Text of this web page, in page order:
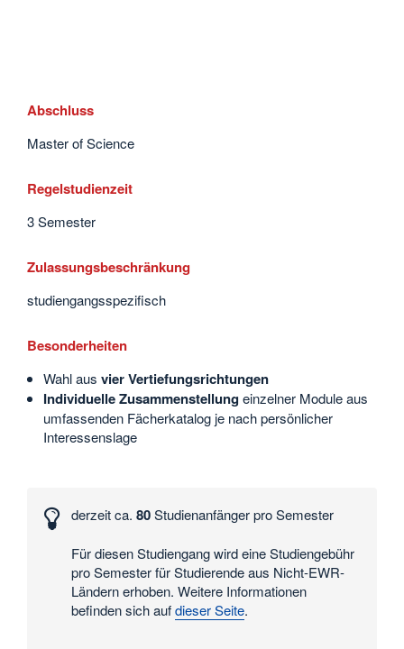
Abschluss
Master of Science
Regelstudienzeit
3 Semester
Zulassungsbeschränkung
studiengangsspezifisch
Besonderheiten
Wahl aus vier Vertiefungsrichtungen
Individuelle Zusammenstellungeinzelner Module aus
umfassenden Fächerkatalog je nach persönlicher
Interessenslage
und
derzeit ca. 80Studienanfänger pro Semester
Für diesen Studiengang wird eine Studiengebühr
pro Semester für Studierende aus Nicht-EWR-
Ländern erhoben. Weitere Informationen
befinden sich aufdieser Seite.